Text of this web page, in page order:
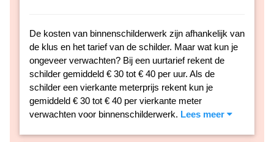
De kosten van binnenschilderwerk zijn afhankelijk van
de klus en het tarief van de schilder. Maar wat kun je
ongeveer verwachten? Bij een uurtarief rekent de
schilder gemiddeld € 30 tot € 40 per uur. Als de
schilder een vierkante meterprijs rekent kun je
gemiddeld € 30 tot € 40 per vierkante meter
verwachten voor binnenschilderwerk. Lees meer